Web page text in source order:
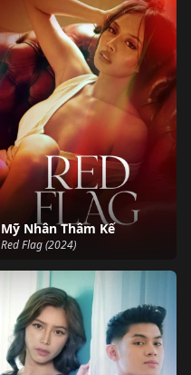
Mỹ Nhân Thâm Kế
Red Flag (2024)